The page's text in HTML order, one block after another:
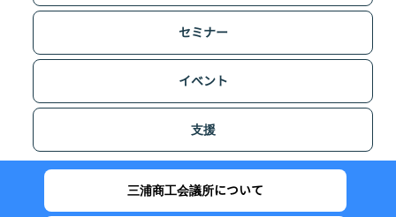
セミナー
イベント
支援
三浦商工会議所について